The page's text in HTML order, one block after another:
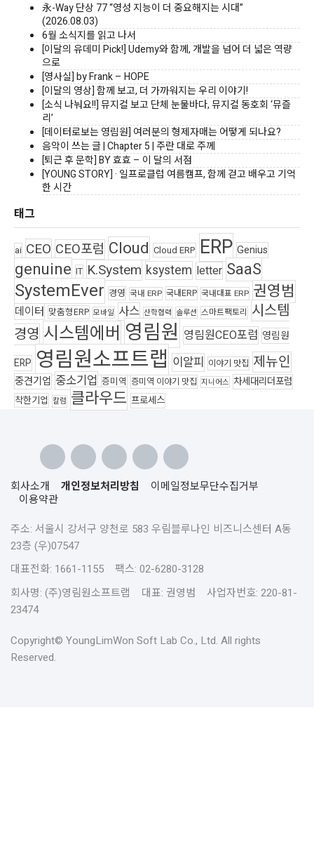
永-Way 단상 77 “영성 지능이 더 중요해지는 시대”
(2026.08.03)
6월 소식지를 읽고 나서
[이달의 유데미 Pick!] Udemy와 함께, 개발을 넘어 더 넓은 역량
으로
[영사실] by Frank – HOPE
[이달의 영상] 함께 보고, 더 가까워지는 우리 이야기!
[소식 나눠요!!] 뮤지컬 보고 단체 눈물바다, 뮤지컬 동호회 ‘뮤즐
리’
[데이터로보는 영림원] 여러분의 형제자매는 어떻게 되나요?
음악이 쓰는 글 | Chapter 5 | 주란 대로 주께
[퇴근 후 문학] BY 효효 – 이 달의 서점
[YOUNG STORY] · 일프로클럽 여름캠프, 함께 걷고 배우고 기억
한 시간
태그
ai CEO CEO포럼 Cloud Cloud ERP ERP Genius
genuine IT K.System ksystem letter SaaS
SystemEver 경영 국내 ERP 국내ERP 국내대표 ERP 권영범
데이터 맞춤형ERP 모바일 사스 산학협력 솔루션 스마트팩토리 시스템
경영 시스템에버 영림원 영림원CEO포럼 영림원
ERP 영림원소프트랩 이알피 이야기 맛집 제뉴인
중견기업 중소기업 증미역 증미역 이야기 맛집 지니어스 차세대리더포럼
착한기업 칼럼 클라우드 프로세스
회사소개 개인정보처리방침
이메일정보무단수집거부
이용약관
주소: 서울시 강서구 양천로 583 우림블루나인 비즈니스센터 A동
23층 (우)07547
대표전화: 1661-1155 팩스: 02-6280-3128
회사명: (주)영림원소프트랩 대표: 권영범 사업자번호: 220-81-
23474
Copyright© YoungLimWon Soft Lab Co., Ltd. All rights
Reserved.